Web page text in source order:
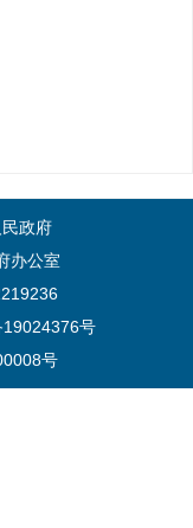
政府
办公室
19024376号
号